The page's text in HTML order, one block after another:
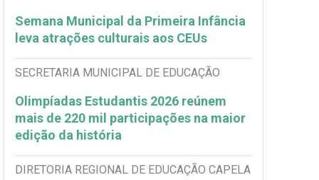
Semana Municipal da Primeira Infância
leva atrações culturais aos CEUs
SECRETARIA MUNICIPAL DE EDUCAÇÃO
Olimpíadas Estudantis 2026 reúnem
mais de 220 mil participações na maior
edição da história
DIRETORIA REGIONAL DE EDUCAÇÃO CAPELA